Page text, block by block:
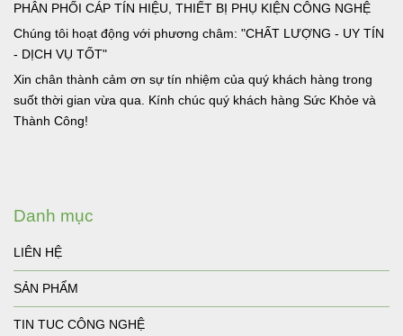
PHÂN PHỐI CÁP TÍN HIỆU, THIẾT BỊ PHỤ KIỆN CÔNG NGHỆ
Chúng tôi hoạt động với phương châm: "CHẤT LƯỢNG - UY TÍN
- DỊCH VỤ TỐT"
Xin chân thành cảm ơn sự tín nhiệm của quý khách hàng trong
suốt thời gian vừa qua. Kính chúc quý khách hàng Sức Khỏe và
Thành Công!
Danh mục
LIÊN HỆ
SẢN PHẨM
TIN TUC CÔNG NGHỆ